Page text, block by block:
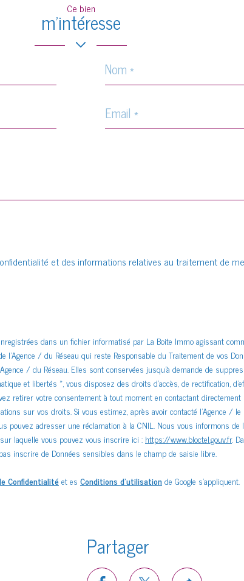
Ce bien
m'intéresse
Nom
*
Email
*
et des informations relatives au traitement de
dans un fichier informatisé par La Boite Immo agissant
/ du Réseau qui reste Responsable du Traitement de vos
/ du Réseau. Elles sont conservées jusqu'à demande de
et libertés », vous disposez des droits d’accès, de rectification,
retirer votre consentement à tout moment en contactant directement
sur vos droits. Si vous estimez, après avoir contacté l'Agence / le
pouvez adresser une réclamation à la CNIL. Nous vous informons de
laquelle vous pouvez vous inscrire ici : https://www.bloctel.gouv.fr.
inscrire de Données sensibles dans le champ de saisie libre.
Confidentialitéet es Conditions d'utilisationde Google s'appliquent.
Partager